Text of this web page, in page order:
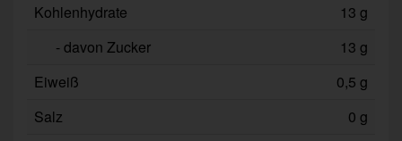
Kohlenhydrate
13 g
- davon Zucker
13 g
Eiweiß
0,5 g
Salz
0 g